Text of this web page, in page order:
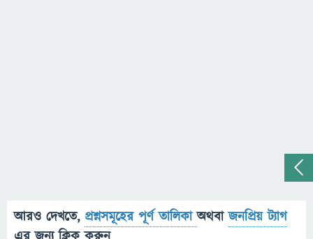
আরও দেখতে, প্রশ্নসমূহের পূর্ণ তালিকাঅথবাজনপ্রিয় ট্যাগ